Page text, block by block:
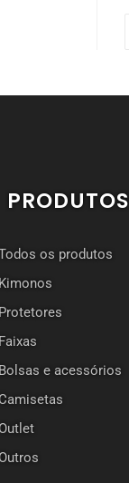
PRODUTOS
os produtos
Kimonos
Protetores
Faixas
Bolsas e acessórios
Camisetas
Outlet
Outros